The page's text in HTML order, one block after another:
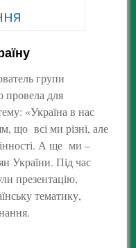
групи
для
«Україна в нас
що всі ми різні, але
А ще ми –
України. Під час
презентацію,
тематику,